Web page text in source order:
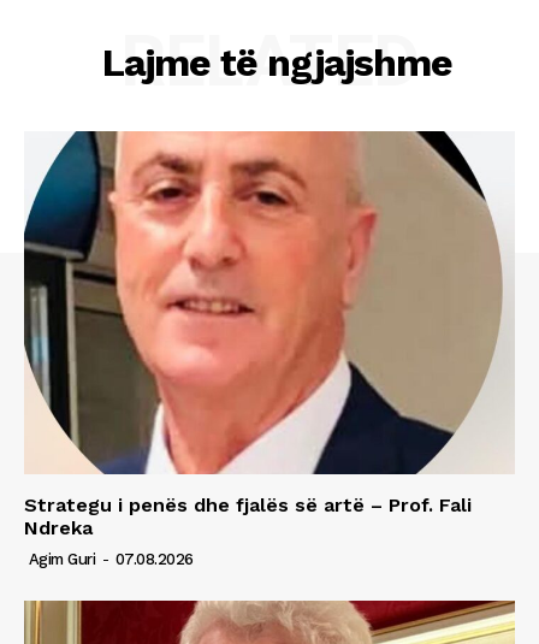
Lajme të ngjajshme
RELATED
Strategu i penës dhe fjalës së artë – Prof. Fali
Ndreka
Agim Guri - 07.08.2026